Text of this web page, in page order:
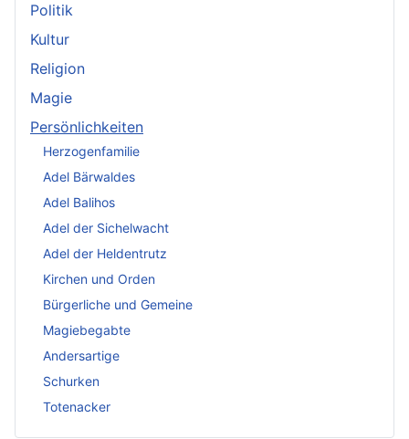
Politik
Kultur
Religion
Magie
Persönlichkeiten
Herzogenfamilie
Adel Bärwaldes
Adel Balihos
Adel der Sichelwacht
Adel der Heldentrutz
Kirchen und Orden
Bürgerliche und Gemeine
Magiebegabte
Andersartige
Schurken
Totenacker